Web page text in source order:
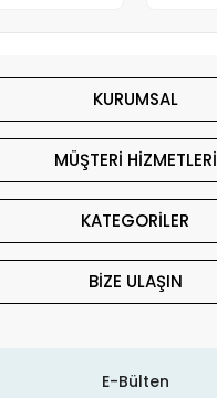
KURUMSAL
MÜŞTERİ HİZMETLERİ
KATEGORİLER
BİZE ULAŞIN
E-Bülten